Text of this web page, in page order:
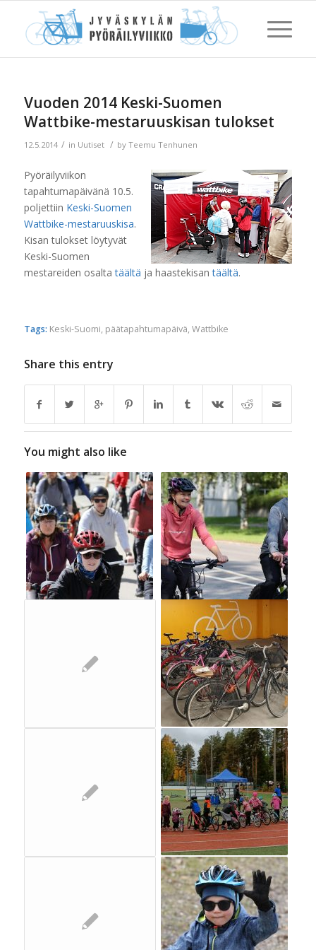
Vuoden 2014 Keski-Suomen
Wattbike-mestaruuskisan tulokset
12.5.2014 / in Uutiset / by Teemu Tenhunen
Pyöräilyviikon
tapahtumapäivänä 10.5.
poljettiin Keski-Suomen
Wattbike-mestaruuskisa.
Kisan tulokset löytyvät
Keski-Suomen
mestareiden osaltatäältä ja haastekisantäältä.
Tags: Keski-Suomi, päätapahtumapäivä, Wattbike
Share this entry
You might also like